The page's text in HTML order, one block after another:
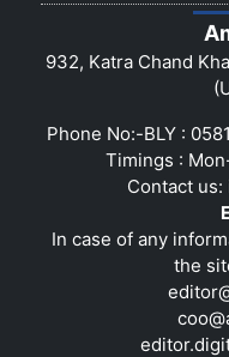
932, Katra Chand
Phone No:-BLY :
Timings :
Contact us:
In case of any
the